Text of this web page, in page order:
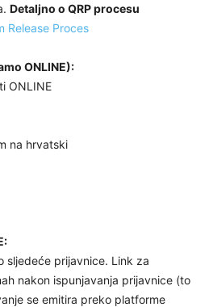
Detaljno o QRP procesu
Release Proces
ONLINE):
ONLINE
na hrvatski
sljedeće prijavnice. Link za
nakon ispunjavanja prijavnice (to
se emitira preko platforme